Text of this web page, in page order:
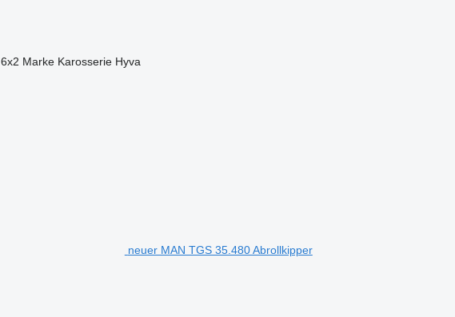
6x2 Marke Karosserie Hyva
neuer MAN TGS 35.480 Abrollkipper